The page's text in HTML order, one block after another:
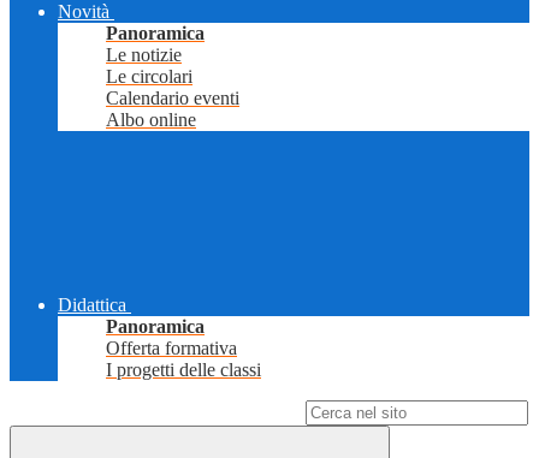
Novità
Panoramica
Le notizie
Le circolari
Calendario eventi
Albo online
Didattica
Panoramica
Offerta formativa
I progetti delle classi